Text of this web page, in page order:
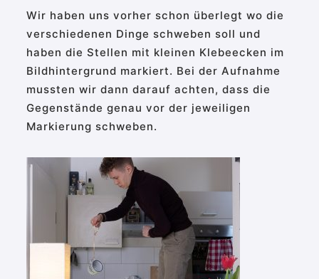
Wir haben uns vorher schon überlegt wo die
verschiedenen Dinge schweben soll und
haben die Stellen mit kleinen Klebeecken im
Bildhintergrund markiert. Bei der Aufnahme
mussten wir dann darauf achten, dass die
Gegenstände genau vor der jeweiligen
Markierung schweben.